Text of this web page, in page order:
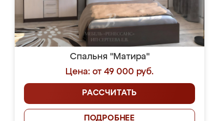
Спальня "Матира"
Цена: от 49 000 руб.
РАССЧИТАТЬ
ПОДРОБНЕЕ